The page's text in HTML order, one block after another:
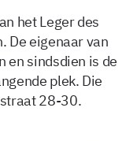
het Leger des
De eigenaar van
en sindsdien is de
plek. Die
28-30.